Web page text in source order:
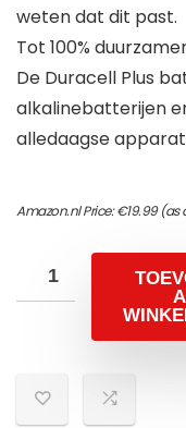
weten dat dit past.
Tot 100%
De Duracell Plus
alkalinebatterijen
alledaagse
Amazon.nl Price:€19.99(as